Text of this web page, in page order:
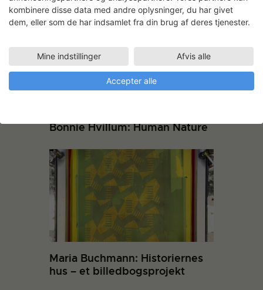
Bonnie Hvillum: Human Nature
Maria Buchmann: Historiernes
hus – et billedbogsprojekt
kombinere disse data med andre oplysninger, du har givet
dem, eller som de har indsamlet fra din brug af deres tjenester.
Mine indstillinger Afvis alle
Accepter alle